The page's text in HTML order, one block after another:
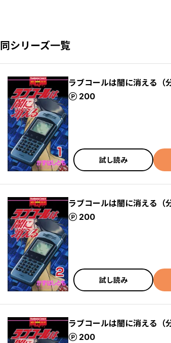
同シリーズ一覧
ラブコールは闇に消える
200
ポイント
試し読み
ラブコールは闇に消える
200
ポイント
試し読み
ラブコールは闇に消える
200
ポイント